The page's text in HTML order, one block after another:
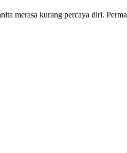
merasa kurang percaya diri.